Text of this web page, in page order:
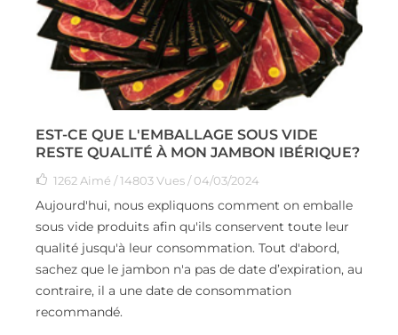
EST-CE QUE L'EMBALLAGE SOUS VIDE
RESTE QUALITÉ À MON JAMBON IBÉRIQUE?
1262 Aimé / 14803 Vues / 04/03/2024
Aujourd'hui, nous expliquons comment on emballe
sous vide produits afin qu'ils conservent toute leur
qualité jusqu'à leur consommation. Tout d'abord,
sachez que le jambon n'a pas de date d’expiration, au
contraire, il a une date de consommation
recommandé.